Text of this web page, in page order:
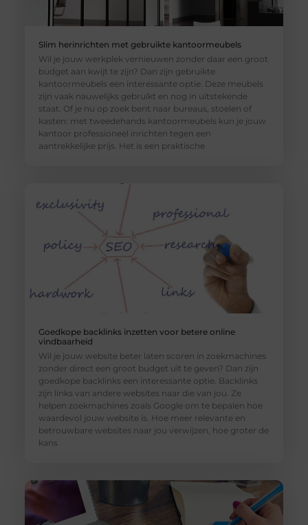
Slim herinrichten met gebruikte kantoormeubels
Wil je jouw werkplek vernieuwen zonder daar een groot
budget aan kwijt te zijn? Dan zijn gebruikte
kantoormeubels een interessante optie. Deze meubels
zijn vaak nauwelijks gebruikt en nog in uitstekende
staat. Of je nu op zoek bent naar bureaus, stoelen of
kasten: met tweedehands kantoormeubels kun je jouw
kantoor professioneel inrichten tegen een
aantrekkelijke prijs. Het is een praktische
Goedkope backlinks inzetten voor betere online
vindbaarheid
Wil je jouw website beter laten scoren in zoekmachines
zonder direct een groot budget uit te geven? Dan zijn
goedkope backlinks een interessante optie. Backlinks
zijn links van andere websites naar die van jou. Ze
helpen zoekmachines zoals Google om te bepalen hoe
waardevol jouw website is. Hoe meer relevante en
betrouwbare websites naar jou verwijzen, hoe groter de
kans